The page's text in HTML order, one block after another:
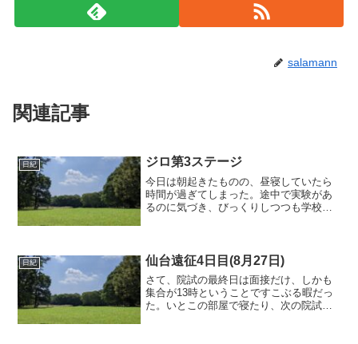
salamann
関連記事
日紀 ジロ第3ステージ
今日は朝起きたものの、昼寝していたら
時間が過ぎてしまった。途中で実験があ
るのに気づき、びっくりしつつも学校
やった気がしていたけれど...
日紀 仙台遠征4日目(8月27日)
さて、院試の最終日は面接だけ、しかも
集合が13時ということですこぶる暇だっ
た。いとこの部屋で寝たり、次の院試の